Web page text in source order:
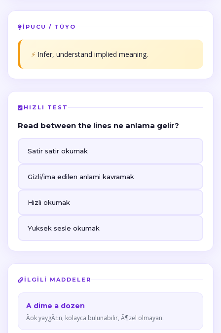
İPUCU / TÜYO
⚡ Infer, understand implied meaning.
HIZLI TEST
Read between the lines ne anlama gelir?
Satir satir okumak
Gizli/ima edilen anlami kavramak
Hizli okumak
Yuksek sesle okumak
İLGILI MADDELER
A dime a dozen
Ãok yaygÄ±n, kolayca bulunabilir, Ã¶zel olmayan.